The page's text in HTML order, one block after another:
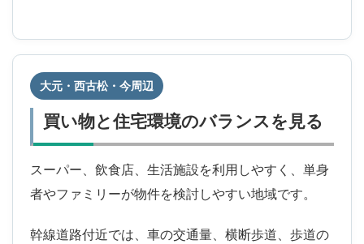
大元・西古松・今周辺
買い物と住宅環境のバランスを見る
スーパー、飲食店、生活施設を利用しやすく、単身
者やファミリーが物件を検討しやすい地域です。
幹線道路付近では、車の交通量、横断歩道、歩道の